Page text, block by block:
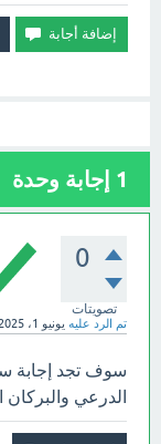
1 إجابة وحدة
0
تصويتات
تم الرد عليه يونيو 1، 2025
سوف تجد إجابة
الدرعي والبركان